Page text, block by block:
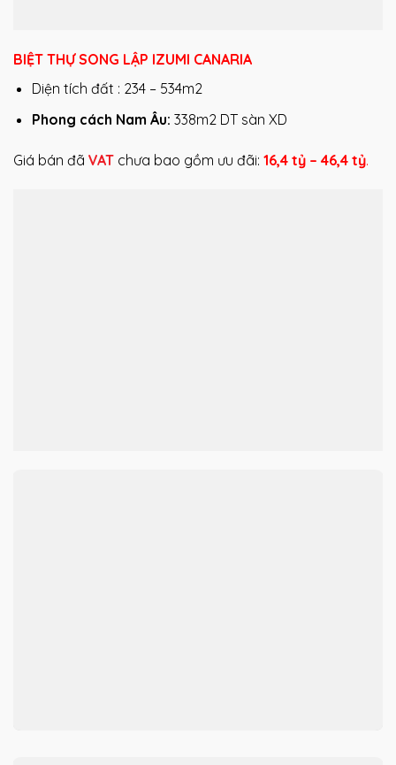
BIỆT THỰ SONG LẬP IZUMI CANARIA
Diện tích đất : 234 – 534m2
Phong cách Nam Âu: 338m2 DT sàn XD
Giá bán đã VAT chưa bao gồm ưu đãi: 16,4 tỷ – 46,4 tỷ.